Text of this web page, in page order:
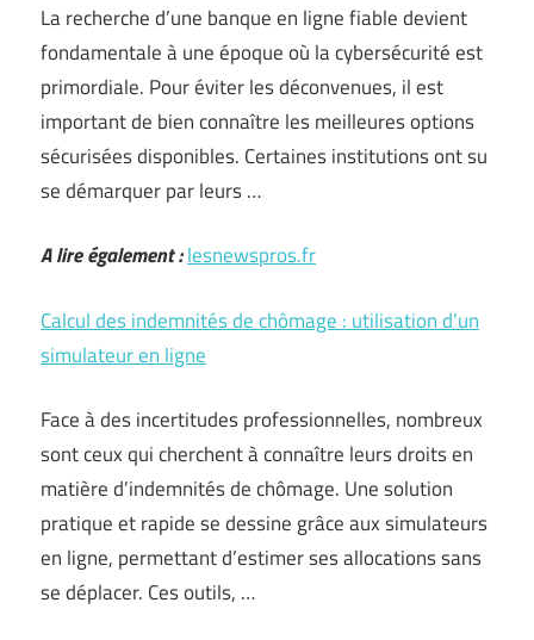
La recherche d’une banque en ligne fiable devient
fondamentale à une époque où la cybersécurité est
primordiale. Pour éviter les déconvenues, il est
important de bien connaître les meilleures options
sécurisées disponibles. Certaines institutions ont su
se démarquer par leurs …
A lire également :lesnewspros.fr
Calcul des indemnités de chômage : utilisation d’un
simulateur en ligne
Face à des incertitudes professionnelles, nombreux
sont ceux qui cherchent à connaître leurs droits en
matière d’indemnités de chômage. Une solution
pratique et rapide se dessine grâce aux simulateurs
en ligne, permettant d’estimer ses allocations sans
se déplacer. Ces outils, …